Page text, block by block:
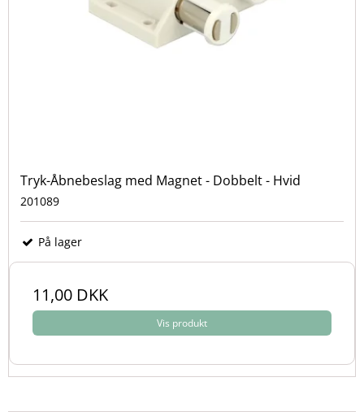
Tryk-Åbnebeslag med Magnet - Dobbelt - Hvid
201089
På lager
11,00 DKK
Vis produkt